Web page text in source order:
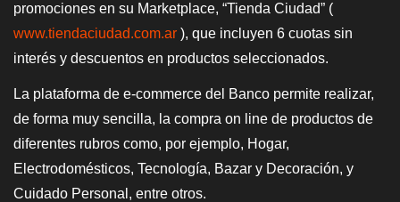
promociones en su Marketplace, “Tienda Ciudad” (
www.tiendaciudad.com.ar ), que incluyen 6 cuotas sin
interés y descuentos en productos seleccionados.
La plataforma de e-commerce del Banco permite realizar,
de forma muy sencilla, la compra on line de productos de
diferentes rubros como, por ejemplo, Hogar,
Electrodomésticos, Tecnología, Bazar y Decoración, y
Cuidado Personal, entre otros.